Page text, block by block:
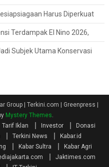
Harus Diperkuat
Terdampak El Nino 2026,
Subjek Utama Konservasi
Group | Terkini.com | Greenpress |
Mystery Themes
Tarif Iklan Investor
Donasi
Terkini News
Kabar.id
Kabar Sultra
Kabar Agri
Jaktimes.com